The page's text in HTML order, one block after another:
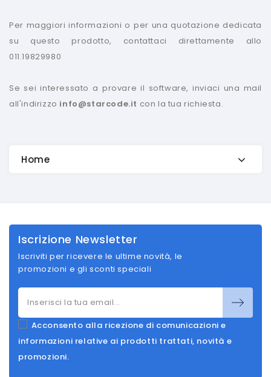
Per maggiori informazioni o per una quotazione dedicata
su questo prodotto, contattaci direttamente allo
011.19829980
Se sei interessato a provare il software, inviaci una mail
all'indirizzo info@starcode.it con la tua richiesta.
Home
Iscrizione Newsletter
Iscriviti per ricevere le ultime novità, le
promozioni e gli sconti speciali
Acconsento alla ricezione di comunicazioni e
informazioni relative ai prodotti trattati, novità e
promozioni.